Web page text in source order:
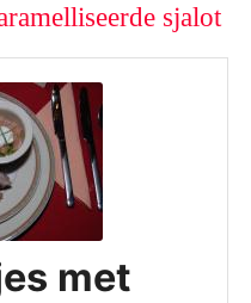
sjalot
met